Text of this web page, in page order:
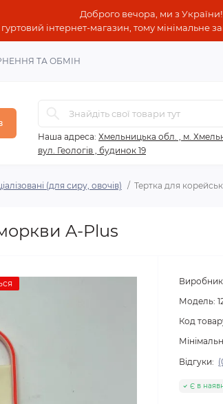
Доброго вечора, ми з
інтернет-магазин, тому мінімальне
ТА ОБМІН
Наша адреса: Хмельницька обл. , м.
вул. Геологів , будинок 19
(для сиру, овочів) Тертка для
A-Plus
Модель:
Код
Відгуки:
Є в